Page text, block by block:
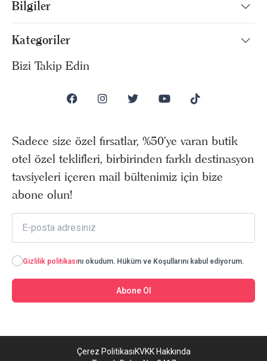
Bilgiler
Kategoriler
Bizi Takip Edin
Sadece size özel fırsatlar, %50’ye varan butik
otel özel teklifleri, birbirinden farklı destinasyon
tavsiyeleri içeren mail bültenimiz için bize
abone olun!
Gizlilik politikasını okudum. Hüküm ve Koşullarını kabul ediyorum.
Abone Ol
Çerez PolitikasıKVKK Hakkında